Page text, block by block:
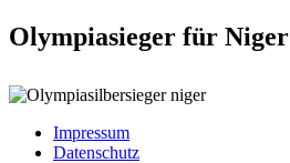
Olympiasieger für Niger
Impressum
Datenschutz